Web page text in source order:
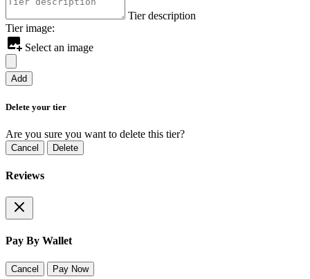
Tier description
Tier image:
Select an image
Add
Delete your tier
Are you sure you want to delete this tier?
Cancel Delete
Reviews
Pay By Wallet
Cancel Pay Now